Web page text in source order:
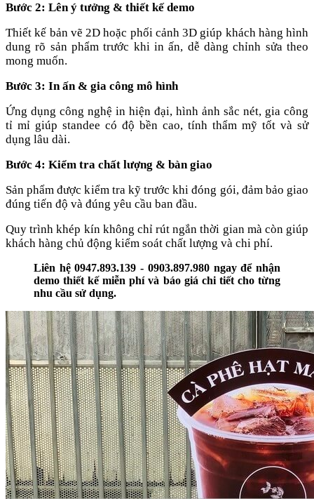
Bước 2: Lên ý tưởng & thiết kế demo
Thiết kế bản vẽ 2D hoặc phối cảnh 3D giúp khách hàng hình
dung rõ sản phẩm trước khi in ấn, dễ dàng chỉnh sửa theo
mong muốn.
Bước 3: In ấn & gia công mô hình
Ứng dụng công nghệ in hiện đại, hình ảnh sắc nét, gia công
tỉ mỉ giúp standee có độ bền cao, tính thẩm mỹ tốt và sử
dụng lâu dài.
Bước 4: Kiểm tra chất lượng & bàn giao
Sản phẩm được kiểm tra kỹ trước khi đóng gói, đảm bảo giao
đúng tiến độ và đúng yêu cầu ban đầu.
Quy trình khép kín không chỉ rút ngắn thời gian mà còn giúp
khách hàng chủ động kiểm soát chất lượng và chi phí.
Liên hệ 0947.893.139 - 0903.897.980 ngay để nhận
demo thiết kế miễn phí và báo giá chi tiết cho từng
nhu cầu sử dụng.